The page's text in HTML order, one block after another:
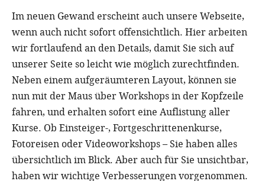
Im neuen Gewand erscheint auch unsere Webseite,
wenn auch nicht sofort offensichtlich. Hier arbeiten
wir fortlaufend an den Details, damit Sie sich auf
unserer Seite so leicht wie möglich zurechtfinden.
Neben einem aufgeräumteren Layout, können sie
nun mit der Maus über Workshops in der Kopfzeile
fahren, und erhalten sofort eine Auflistung aller
Kurse. Ob Einsteiger-, Fortgeschrittenenkurse,
Fotoreisen oder Videoworkshops – Sie haben alles
übersichtlich im Blick. Aber auch für Sie unsichtbar,
haben wir wichtige Verbesserungen vorgenommen.